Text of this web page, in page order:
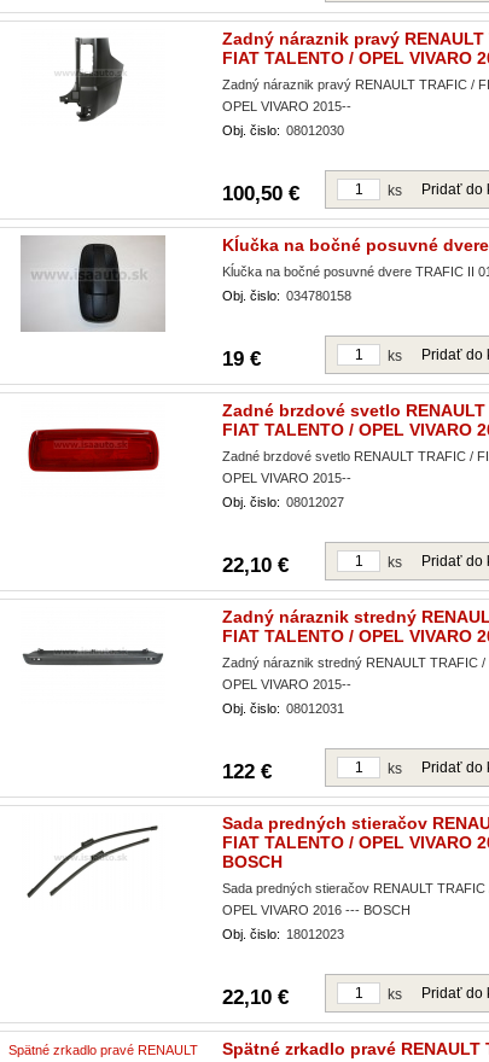
Zadný náraznik pravý RENAULT
FIAT TALENTO / OPEL VIVARO
Zadný náraznik pravý RENAULT TRAFIC /
OPEL VIVARO 2015--
Obj. čislo: 08012030
100,50 € Pridať do
ks
Kĺučka na bočné posuvné
Kĺučka na bočné posuvné dvere TRAFIC II
Obj. čislo: 034780158
19 € Pridať do
ks
Zadné brzdové svetlo RENAULT
FIAT TALENTO / OPEL VIVARO
Zadné brzdové svetlo RENAULT TRAFIC /
OPEL VIVARO 2015--
Obj. čislo: 08012027
22,10 € Pridať do
ks
Zadný náraznik stredný
FIAT TALENTO / OPEL VIVARO
Zadný náraznik stredný RENAULT TRAFIC /
OPEL VIVARO 2015--
Obj. čislo: 08012031
122 € Pridať do
ks
Sada predných stieračov
FIAT TALENTO / OPEL VIVARO
BOSCH
Sada predných stieračov RENAULT TRAFIC
OPEL VIVARO 2016 --- BOSCH
Obj. čislo: 18012023
22,10 € Pridať do
ks
Spätné zrkadlo pravé RENAULT